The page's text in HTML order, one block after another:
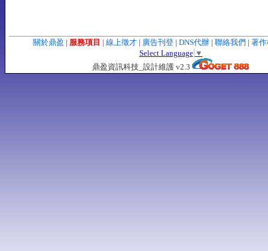
關於鼎盈 | 服務項目 | 線上徵才 | 廣告刊登 | DNS代辦 | 聯絡我們 | 著
Select Language ▼
鼎盈資訊科技_設計維護 v2.3